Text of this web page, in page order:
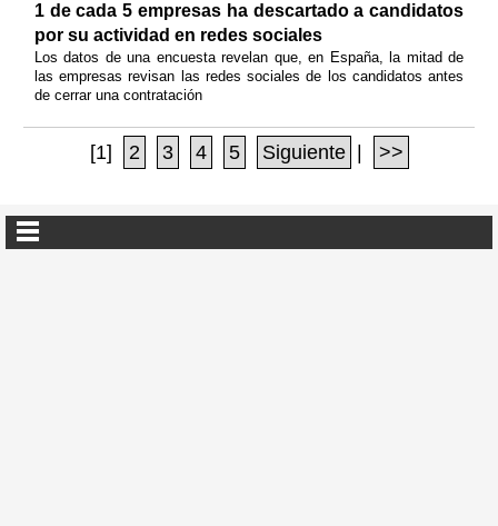
1 de cada 5 empresas ha descartado a candidatos
por su actividad en redes sociales
Los datos de una encuesta revelan que, en España, la mitad de
las empresas revisan las redes sociales de los candidatos antes
de cerrar una contratación
[1] 2 3 4 5 Siguiente >>